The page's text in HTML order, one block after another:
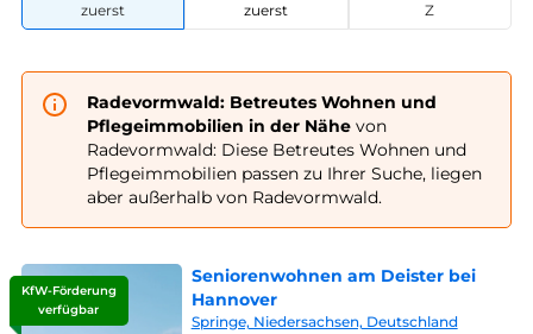
zuerst
zuerst
Z
Radevormwald: Betreutes Wohnen und
Pflegeimmobilien in der Nähevon
Radevormwald: Diese Betreutes Wohnen und
Pflegeimmobilien passen zu Ihrer Suche, liegen
aber außerhalb von Radevormwald.
KfW-Förderung
verfügbar
Seniorenwohnen am Deister bei
Hannover
Springe, Niedersachsen, Deutschland